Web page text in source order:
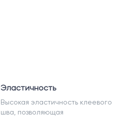
Эластичность
Высокая эластичность клеевого
шва, позволяющая